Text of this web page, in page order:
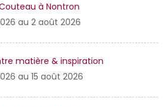
à Nontron
au 2 août 2026
matière & inspiration
au 15 août 2026